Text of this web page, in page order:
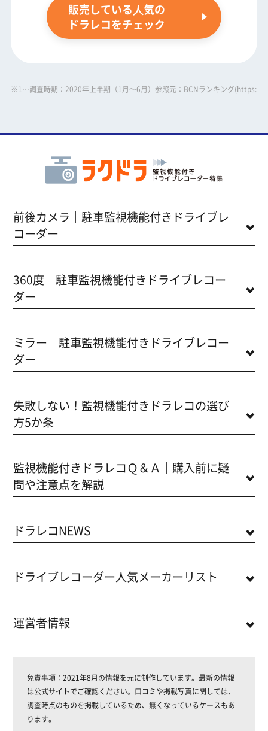
販売している⼈気の
ドラレコをチェック
※1…調査時期：2020年上半期（1月～6月）参照元：BCNランキング
前後カメラ｜駐車監視機能付きドライブレ
コーダー
360度｜駐車監視機能付きドライブレコー
ダー
ミラー｜駐車監視機能付きドライブレコー
ダー
失敗しない！監視機能付きドラレコの選び
方5か条
監視機能付きドラレコＱ＆Ａ｜購入前に疑
問や注意点を解説
ドラレコNEWS
ドライブレコーダー人気メーカーリスト
運営者情報
免責事項： 2021年8月の情報を元に制作しています。最新の情報
は公式サイトでご確認ください。口コミや掲載写真に関しては、
調査時点のものを掲載しているため、無くなっているケースもあ
ります。